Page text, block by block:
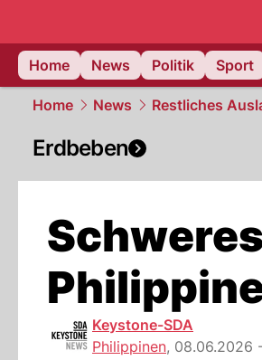
Home
News Politik Sport
Home News Restliches
Erdbeben
Keystone-SDA
Philippinen, 08.06.2026